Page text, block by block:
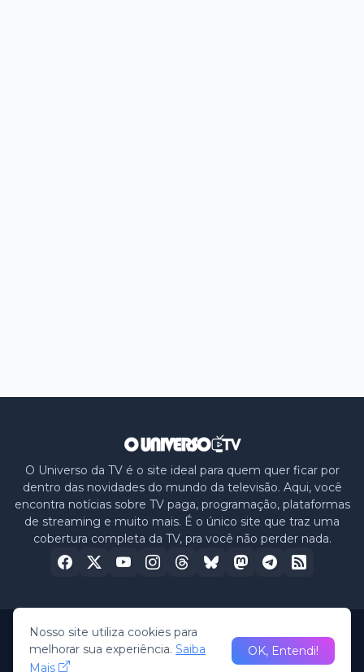
O Universo da TV é o site ideal para quem quer ficar por
dentro das novidades do mundo da televisão. Aqui, você
encontra notícias sobre TV paga, programação, plataformas
de streaming e muito mais. É o único site que traz uma
cobertura completa da TV, pra você não perder nada.
HomeSobre nósPolítica de Privacidade Contato
Nosso site utiliza cookies para
melhorar sua experiência. Saiba
Mais
OK, Entendi!